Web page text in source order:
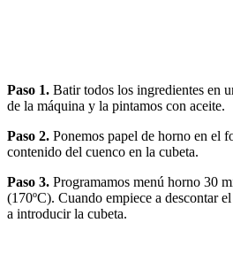
Paso 1. Batir todos los ingredientes en
de la máquina y la pintamos con aceite.
Paso 2. Ponemos papel de horno en el
contenido del cuenco en la cubeta.
Paso 3. Programamos menú horno 30
(170ºC). Cuando empiece a descontar
a introducir la cubeta.